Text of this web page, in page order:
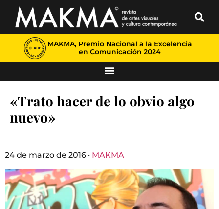
MAKMA, Premio Nacional a la Excelencia
en Comunicación 2024
«Trato hacer de lo obvio algo
nuevo»
24 de marzo de 2016 · MAKMA